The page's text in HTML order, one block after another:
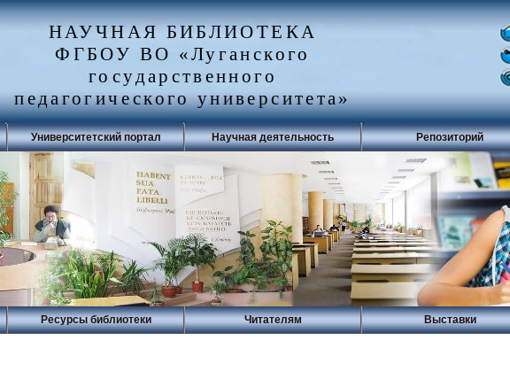
НАУЧНАЯ БИБЛИОТЕКА
ФГБОУ ВО «Луганского
государственного
педагогического университета»
Университетский портал Научная деятельность Репозиторий
Ресурсы библиотеки Читателям Выставки